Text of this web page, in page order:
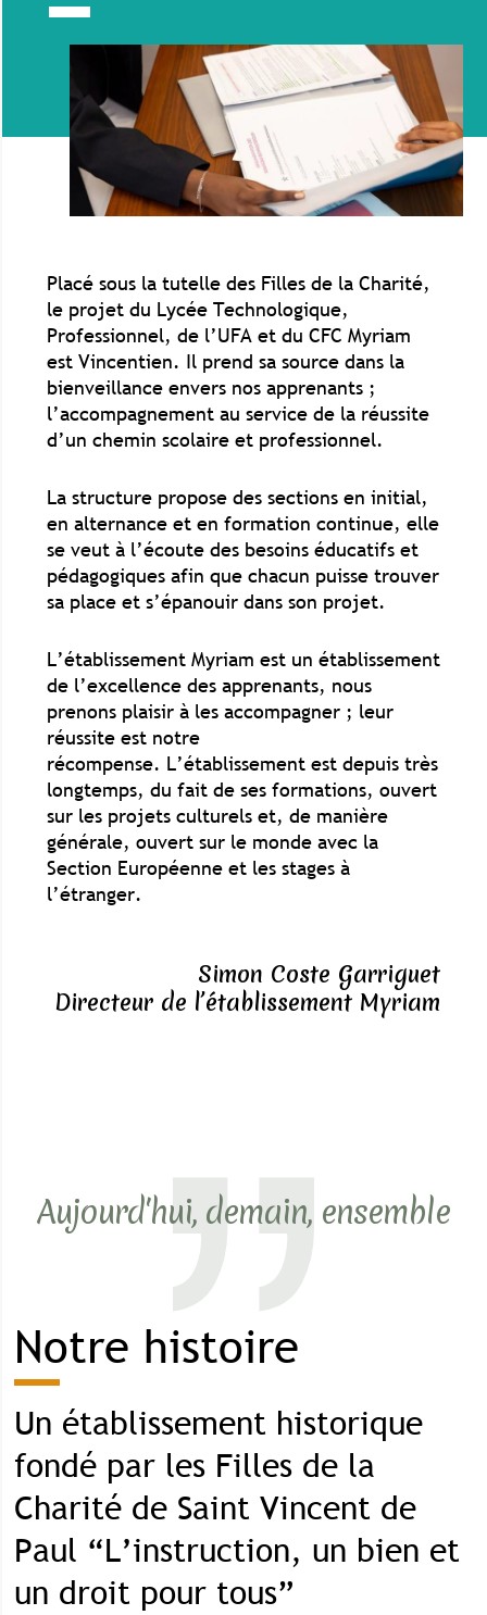
Placé sous la tutelle des Filles de la Charité,
le projet du Lycée Technologique,
Professionnel, de l’UFA et du CFC Myriam
est Vincentien. Il prend sa source dans la
bienveillance envers nos apprenants ;
l’accompagnement au service de la réussite
d’un chemin scolaire et professionnel.
La structure propose des sections en initial,
en alternance et en formation continue, elle
se veut à l’écoute des besoins éducatifs et
pédagogiques afin que chacun puisse trouver
sa place et s’épanouir dans son projet.
L’établissement Myriam est un établissement
de l’excellence des apprenants, nous
prenons plaisir à les accompagner ; leur
réussite est notre
récompense. L’établissement est depuis très
longtemps, du fait de ses formations, ouvert
sur les projets culturels et, de manière
générale, ouvert sur le monde avec la
Section Européenne et les stages à
l’étranger.
Simon Coste Garriguet
Directeur de l’établissement Myriam
Aujourd'hui, demain, ensemble
Notre histoire
Un établissement historique
fondé par les Filles de la
Charité de Saint Vincent de
Paul “L’instruction, un bien et
un droit pour tous”